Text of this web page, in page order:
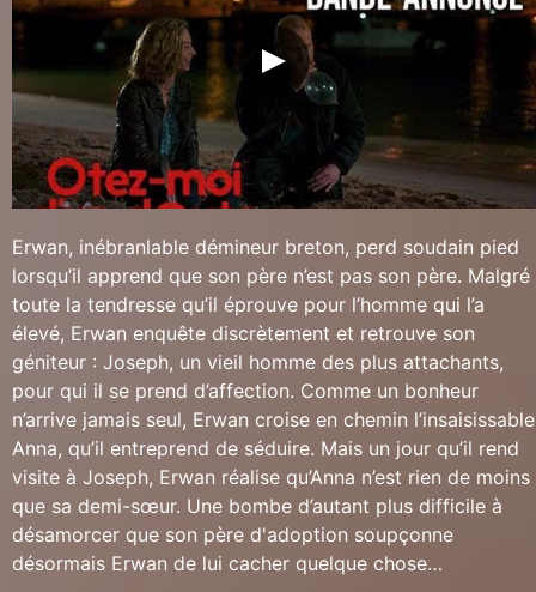
Erwan, inébranlable démineur breton, perd soudain pied
lorsqu’il apprend que son père n’est pas son père. Malgré
toute la tendresse qu’il éprouve pour l’homme qui l’a
élevé, Erwan enquête discrètement et retrouve son
géniteur : Joseph, un vieil homme des plus attachants,
pour qui il se prend d’affection. Comme un bonheur
n’arrive jamais seul, Erwan croise en chemin l’insaisissable
Anna, qu’il entreprend de séduire. Mais un jour qu’il rend
visite à Joseph, Erwan réalise qu’Anna n’est rien de moins
que sa demi-sœur. Une bombe d’autant plus difficile à
désamorcer que son père d'adoption soupçonne
désormais Erwan de lui cacher quelque chose…